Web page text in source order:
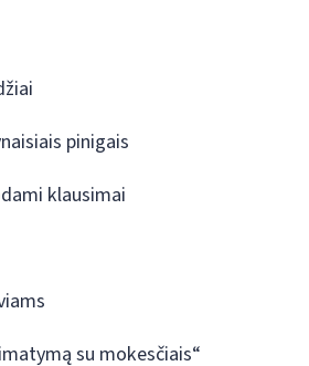
pinigais
klausimai
su mokesčiais“